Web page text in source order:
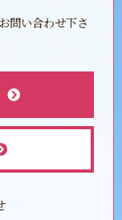
問い合わせ下さ